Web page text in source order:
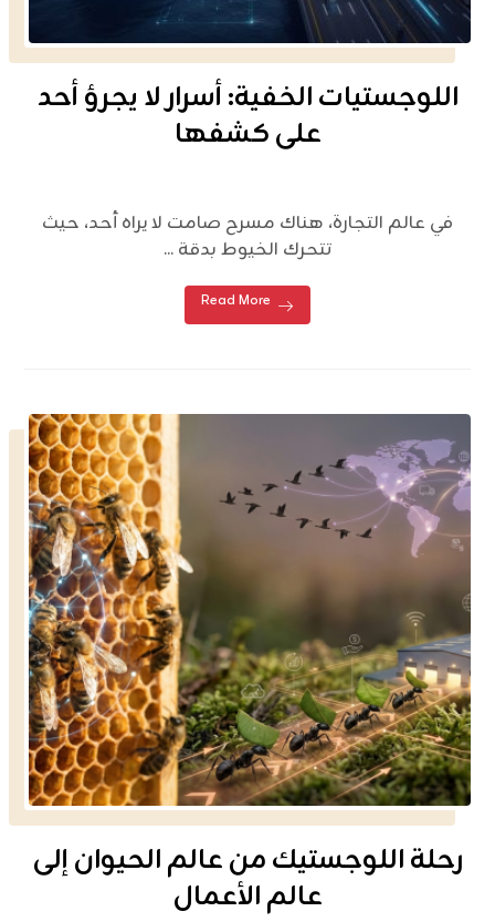
اللوجستيات الخفية: أسرار لا يجرؤ أحد
على كشفها
في عالم التجارة، هناك مسرح صامت لا يراه أحد، حيث
تتحرك الخيوط بدقة ...
Read More
رحلة اللوجستيك من عالم الحيوان إلى
عالم الأعمال